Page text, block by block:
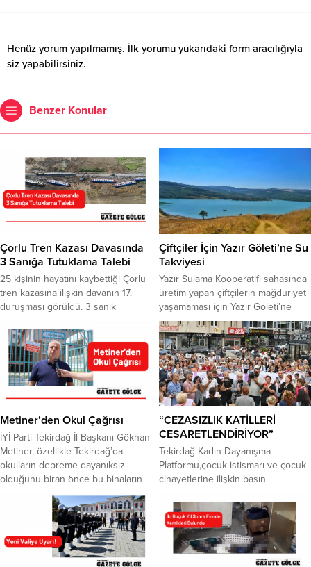
Henüz yorum yapılmamış. İlk yorumu yukarıdaki form aracılığıyla
siz yapabilirsiniz.
Benzer Konular
Çorlu Tren Kazası Davasında
3 Sanığa Tutuklama Talebi
25 kişinin hayatını kaybettiği Çorlu
tren kazasına ilişkin davanın 17.
duruşması görüldü. 3 sanık
yaralanmaya neden oldukları”
gerekçesiyle tutuklanma talep
edildi. 8 Temmuz 2018’de Çorlu
ilçesinde 25 kişinin hayatını
kaybettiği, 328 kişinin yaralandığı
davanın 17. duruşması Çorlu Halk
Eğitim Merkezi’nde...
Çiftçiler İçin Yazır Göleti’ne Su
Takviyesi
Yazır Sulama Kooperatifi sahasında
üretim yapan çiftçilerin mağduriyet
yaşamaması için Yazır Göleti’ne
takviye su verilmesine karar verildi.
Süleymanpaşa ilçesinde içme suyu
teminine yönelik değerlendirme
toplantısı gerçekleştirildi. Tekirdağ
Valiliği Toplantı Salonu’nda Vali
Recep Soytürk başkanlığında
yapılan toplantıda, 2025 yılında
yaşanan su temin sorunlarına karşı
bu yıl alınacak ilave tedbirler ele
alındı....
Metiner’den Okul Çağrısı
İYİ Parti Tekirdağ İl Başkanı Gökhan
Metiner, özellikle Tekirdağ’da
okulların depreme dayanıksız
olduğunu biran önce bu binaların
yenilenmeleri gerektiğini belirtti.
Hangi okulun yenileneceği, hangi
okulun yıkılacağı, hangi okulun
sağlam olduğunu bilmediklerini
kaydeden Metiner, Marmara
Depremi olmadan yetkilileri göreve
“CEZASIZLIK KATİLLERİ
CESARETLENDİRİYOR”
Tekirdağ Kadın Dayanışma
Platformu,çocuk istismarı ve çocuk
cinayetlerine ilişkin basın
Malkara’da darp edilen ve istismara
uğrayan 2 yaşındaki Sıla bebek ile
Diyarbakır’da katledilerek, çuval
içerisinde dereye bırakılan Narin
için tek ses olan Tekirdağ halkı,